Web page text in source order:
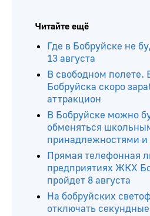
Читайте ещё
Где в Бобруйске не
13 августа
В свободном полете.
Бобруйска скоро
аттракцион
В Бобруйске можно
обменяться
принадлежностями и
Прямая телефонная
предприятиях ЖКХ
пройдет 8 августа
На бобруйских
отключать